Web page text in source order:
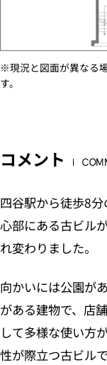
※現況と図面が異なる
す。
コメント
四谷駅から徒歩8
心部にある古ビル
れ変わりました。
向かいには公園が
がある建物で、店
して多様な使い方
性が際立つ古ビルで